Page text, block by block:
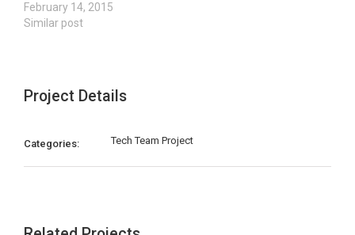
February 14, 2015
Similar post
Project Details
Categories: Tech Team Project